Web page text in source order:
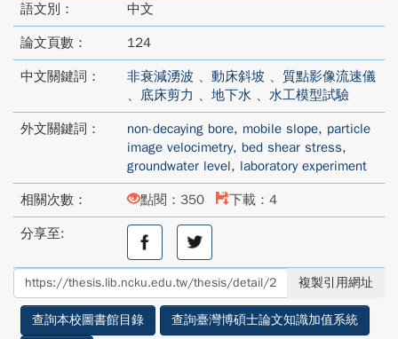
語文別： 中文
論文頁數： 124
中文關鍵詞： 非衰減湧波 、 動床斜坡 、 質點影像流速儀
、 底床剪力 、 地下水 、 水工模型試驗
外文關鍵詞： non-decaying bore, mobile slope, particle
image velocimetry, bed shear stress,
groundwater level, laboratory experiment
相關次數： 點閱：350 下載：4
分享至:
分
至
facebook
分
享
至
twitter
複製引用網址
查詢本校圖書館目錄
查詢臺灣博碩士論文知識加值系統